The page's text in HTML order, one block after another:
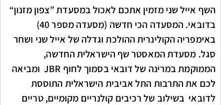
השף אייל שני מזמין אתכם לאכול במסעדת ”צפון מזנון“
בדובאי. המסעדה הכי חדשה (מסעדה מספר 40)
באימפריה הקולינרית ההולכת וגדלה של אייל שני ושחר
סגל. מסעדת המאסטר שף הישראלית החדשה,
הממוקמת במרינה של דובאי בסמוך לחוף JBR ומביאה
לכם את התרבות התל אביבית הישראלית התוססת
לדובאי בשילוב של רכיבים קולנריים מקומיים, טריים